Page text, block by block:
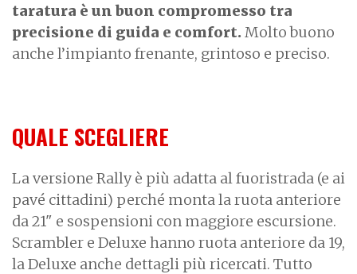
taratura è un buon compromesso tra
precisione di guida e comfort. Molto buono
anche l’impianto frenante, grintoso e preciso.
QUALE SCEGLIERE
La versione Rally è più adatta al fuoristrada (e ai
pavé cittadini) perché monta la ruota anteriore
da 21" e sospensioni con maggiore escursione.
Scrambler e Deluxe hanno ruota anteriore da 19,
la Deluxe anche dettagli più ricercati. Tutto